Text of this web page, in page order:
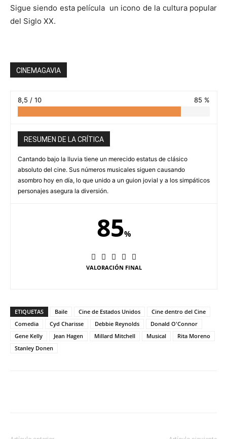
Sigue siendo esta película un icono de la cultura popular
del Siglo XX.
CINEMAGAVIA
8,5 / 10 85 %
RESUMEN DE LA CRÍTICA
Cantando bajo la lluvia tiene un merecido estatus de clásico
absoluto del cine. Sus números musicales siguen causando
asombro hoy en día, lo que unido a un guion jovial y a los simpáticos
personajes asegura la diversión.
85%
VALORACIÓN FINAL
ETIQUETAS Baile Cine de Estados Unidos
Cine dentro del Cine
Comedia
Cyd Charisse Debbie Reynolds
Donald O'Connor
Gene Kelly
Jean Hagen Millard Mitchell Musical
Rita Moreno
Stanley Donen